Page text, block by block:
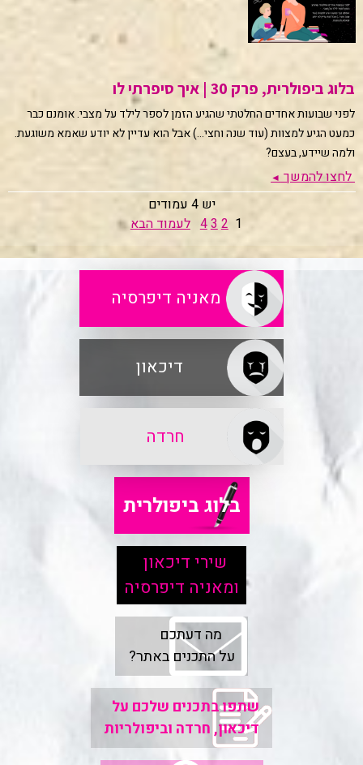
בלוג ביפולרית, פרק 30 | איך סיפרתי לו
לפני שבועות אחדים החלטתי שהגיע הזמן לספר לילד על מצבי. אומנם כבר
כמעט הגיע למצוות (עוד שנה וחצי...) אבל הוא עדיין לא יודע שאמא משוגעת.
ולמה שיידע, בעצם?
לחצו להמשך◄
יש 4 עמודים
1
2
3
4 לעמוד הבא
מה דעתכם
על התכנים באתר?
בלוג ביפולרית
שירי דיכאון
ומאניה דיפרסיה
דיכאון
מאניה דיפרסיה
חרדה
שתפו בתכנים שלכם על
דיכאון, חרדה וביפולריות